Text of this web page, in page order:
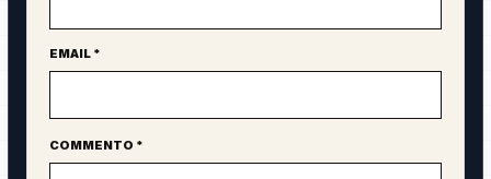
EMAIL *
COMMENTO *